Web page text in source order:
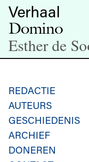
Verhaal
Domino
Esther de
REDACTIE
AUTEURS
GESCHIEDENIS
ARCHIEF
DONEREN